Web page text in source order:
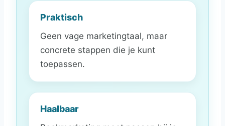
Praktisch
Geen vage marketingtaal, maar
concrete stappen die je kunt
toepassen.
Haalbaar